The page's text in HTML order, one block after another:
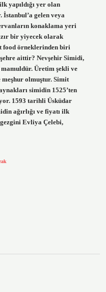
yapıldığı yer olan
gelen veya
konaklama yeri
bir yiyecek olarak
food örneklerinden biri
aittir? Nevşehir Simidi,
Üretim şekli ve
olmuştur. Simit
simidin 1525’ten
1593 tarihli Üsküdar
ağırlığı ve fiyatı ilk
Evliya Çelebi,